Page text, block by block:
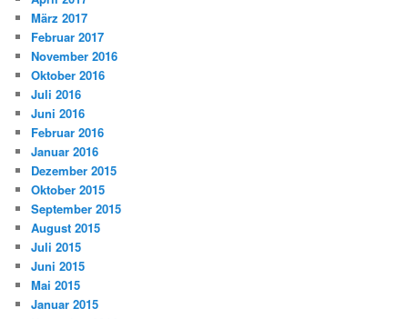
März 2017
Februar 2017
November 2016
Oktober 2016
Juli 2016
Juni 2016
Februar 2016
Januar 2016
Dezember 2015
Oktober 2015
September 2015
August 2015
Juli 2015
Juni 2015
Mai 2015
Januar 2015